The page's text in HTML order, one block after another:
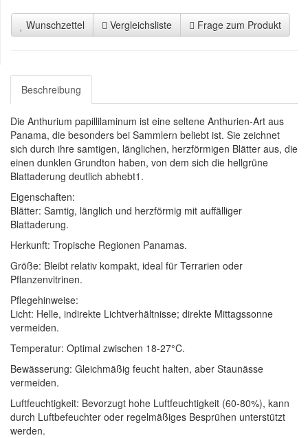
Wunschzettel Vergleichsliste Frage zum Produkt
Beschreibung
Die Anthurium papillilaminum ist eine seltene Anthurien-Art aus
Panama, die besonders bei Sammlern beliebt ist. Sie zeichnet
sich durch ihre samtigen, länglichen, herzförmigen Blätter aus, die
einen dunklen Grundton haben, von dem sich die hellgrüne
Blattaderung deutlich abhebt1.
Eigenschaften:
Blätter: Samtig, länglich und herzförmig mit auffälliger
Blattaderung.
Herkunft: Tropische Regionen Panamas.
Größe: Bleibt relativ kompakt, ideal für Terrarien oder
Pflanzenvitrinen.
Pflegehinweise:
Licht: Helle, indirekte Lichtverhältnisse; direkte Mittagssonne
vermeiden.
Temperatur: Optimal zwischen 18-27°C.
Bewässerung: Gleichmäßig feucht halten, aber Staunässe
vermeiden.
Luftfeuchtigkeit: Bevorzugt hohe Luftfeuchtigkeit (60-80%), kann
durch Luftbefeuchter oder regelmäßiges Besprühen unterstützt
werden.